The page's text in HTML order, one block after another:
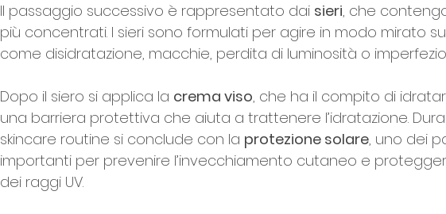
Il passaggio successivo è rappresentato dai sieri, che
più concentrati. I sieri sono formulati per agire in modo mirato
come disidratazione, macchie, perdita di luminosità o
Dopo il siero si applica la crema viso, che ha il compito di
una barriera protettiva che aiuta a trattenere l’idratazione.
skincare routine si conclude con la protezione solare, uno dei
importanti per prevenire l’invecchiamento cutaneo e
dei raggi UV.